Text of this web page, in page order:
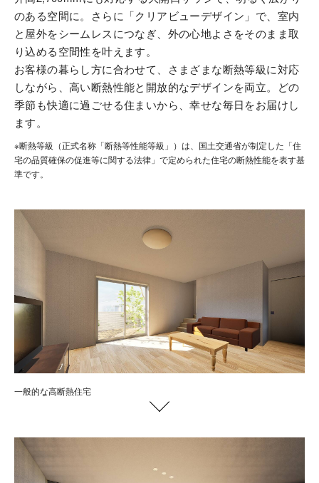
のある空間に。さらに「クリアビューデザイン」で、室内
と屋外をシームレスにつなぎ、外の心地よさをそのまま取
り込める空間性を叶えます。
お客様の暮らし方に合わせて、さまざまな断熱等級に対応
しながら、高い断熱性能と開放的なデザインを両立。どの
季節も快適に過ごせる住まいから、幸せな毎日をお届けし
ます。
※断熱等級（正式名称「断熱等性能等級」）は、国土交通省が制定した「住
宅の品質確保の促進等に関する法律」で定められた住宅の断熱性能を表す基
準です。
一般的な高断熱住宅